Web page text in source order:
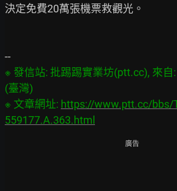
決定免費20萬張機票救觀光。
※ 發信站: 批踢踢實業坊(ptt.cc), 來
(臺灣)
※ 文章網址: https://www.ptt.cc/bbs/
559177.A.363.html
廣告